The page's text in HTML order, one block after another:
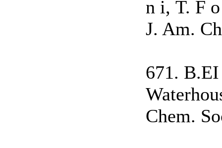
n і, T. F
J. Am.
671.
Chem.